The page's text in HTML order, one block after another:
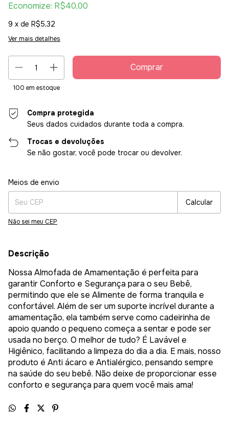
Economize: R$40,00
9 x de R$5,32
Ver mais detalhes
100 em estoque
Compra protegida
Seus dados cuidados durante toda a compra.
Trocas e devoluções
Se não gostar, você pode trocar ou devolver.
Entregas para o CEP:
Meios de envio
Calcular
Não sei meu CEP
Descrição
Nossa Almofada de Amamentação é perfeita para
garantir Conforto e Segurança para o seu Bebê,
permitindo que ele se Alimente de forma tranquila e
confortável. Além de ser um suporte incrível durante a
amamentação, ela também serve como cadeirinha de
apoio quando o pequeno começa a sentar e pode ser
usada no berço. O melhor de tudo? É Lavável e
Higiênico, facilitando a limpeza do dia a dia. E mais, nosso
produto é Anti ácaro e Antialérgico, pensando sempre
na saúde do seu bebê. Não deixe de proporcionar esse
conforto e segurança para quem você mais ama!